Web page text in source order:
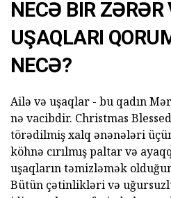
NECƏ BIR
UŞAQLARI
NECƏ?
Ailə və uşaqlar - bu qadın
nə vacibdir. Christmas
törədilmiş xalq ənənələri
köhnə cırılmış paltar və
uşaqların təmizləmək
Bütün çətinlikləri və